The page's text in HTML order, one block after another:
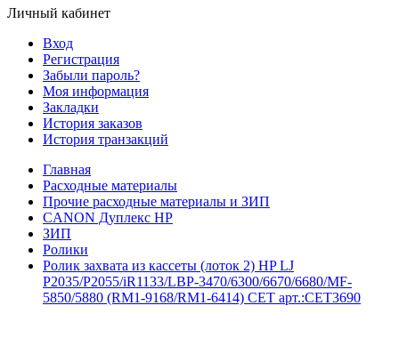
Личный кабинет
Вход
Регистрация
Забыли пароль?
Моя информация
Закладки
История заказов
История транзакций
Главная
Расходные материалы
Прочие расходные материалы и ЗИП
CANON Дуплекс HP
ЗИП
Ролики
Ролик захвата из кассеты (лоток 2) HP LJ
P2035/P2055/iR1133/LBP-3470/6300/6670/6680/MF-
5850/5880 (RM1-9168/RM1-6414) CET арт.:CET3690